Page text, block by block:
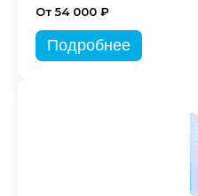
От 54 000 ₽
Подробнее